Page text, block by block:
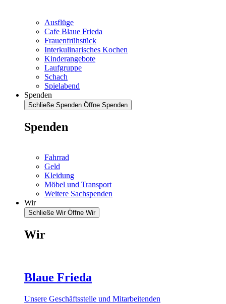
Ausflüge
Cafe Blaue Frieda
Frauenfrühstück
Interkulinarisches Kochen
Kinderangebote
Laufgruppe
Schach
Spielabend
Spenden
Schließe Spenden Öffne Spenden
Spenden
Fahrrad
Geld
Kleidung
Möbel und Transport
Weitere Sachspenden
Wir
Schließe Wir Öffne Wir
Wir
Blaue Frieda
Unsere Geschäftsstelle und Mitarbeitenden